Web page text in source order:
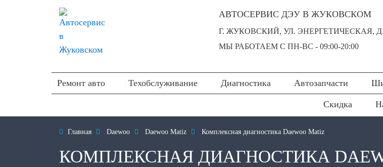
АВТОСЕРВИС ДЭУ В ЖУКОВСКОМ
Г. ЖУКОВСКИЙ, УЛ. ЭНЕРГЕТИЧЕСКАЯ,
МЫ РАБОТАЕМ С ПН-ВC - 09:00-20:00
Ремонт авто Техобслуживание Диагностика Автозапчасти
Скидка
 Главная  Daewoo  Daewoo Matiz  Комплексная диагностика Daewoo Matiz
КОМПЛЕКСНАЯ ДИАГНОСТИКА